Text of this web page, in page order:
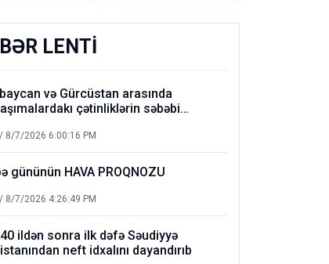
LENTİ
və Gürcüstan arasında
çətinliklərin səbəbi
/ 8/7/2026 6:00:16 PM
gününün HAVA PROQNOZU
/ 8/7/2026 4:26:49 PM
ildən sonra ilk dəfə Səudiyyə
neft idxalını dayandırıb